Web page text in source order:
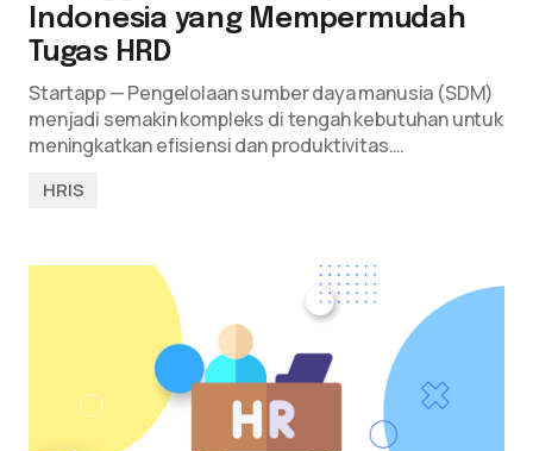
Indonesia yang Mempermudah
Tugas HRD
Startapp — Pengelolaan sumber daya manusia (SDM)
menjadi semakin kompleks di tengah kebutuhan untuk
meningkatkan efisiensi dan produktivitas.…
HRIS